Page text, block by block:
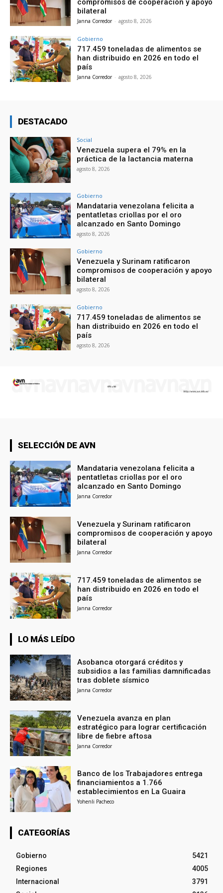
compromisos de cooperación y apoyo
bilateral
Janna Corredor - agosto 8, 2026
Gobierno
717.459 toneladas de alimentos se
han distribuido en 2026 en todo el
país
Janna Corredor - agosto 8, 2026
DESTACADO
Social
Venezuela supera el 79% en la
práctica de la lactancia materna
agosto 8, 2026
Gobierno
Mandataria venezolana felicita a
pentatletas criollas por el oro
alcanzado en Santo Domingo
agosto 8, 2026
Gobierno
Venezuela y Surinam ratificaron
compromisos de cooperación y apoyo
bilateral
agosto 8, 2026
Gobierno
717.459 toneladas de alimentos se
han distribuido en 2026 en todo el
país
agosto 8, 2026
SELECCIÓN DE AVN
Mandataria venezolana felicita a
pentatletas criollas por el oro
alcanzado en Santo Domingo
Janna Corredor
Venezuela y Surinam ratificaron
compromisos de cooperación y apoyo
bilateral
Janna Corredor
717.459 toneladas de alimentos se
han distribuido en 2026 en todo el
país
Janna Corredor
LO MÁS LEÍDO
Asobanca otorgará créditos y
subsidios a las familias damnificadas
tras doblete sísmico
Janna Corredor
Venezuela avanza en plan
estratégico para lograr certificación
libre de fiebre aftosa
Janna Corredor
Banco de los Trabajadores entrega
financiamientos a 1.766
establecimientos en La Guaira
Yohenli Pacheco
CATEGORÍAS
Gobierno
5421
Regiones
4005
Internacional
3791